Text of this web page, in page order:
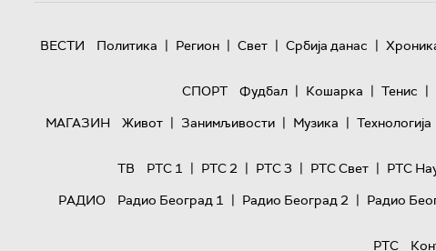
ВЕСТИ Политика | Регион | Свет | Србија данас |
СПОРТ
Фудбал | Кошарка | Тенис |
МАГАЗИН
Живот | Занимљивости | Музика | Технологијa
ТВ
РТС 1 | РТС 2 | РТС 3 | РТС Свет | РТС
РАДИО
Радио Београд 1 | Радио Београд 2 | Радио
РТС